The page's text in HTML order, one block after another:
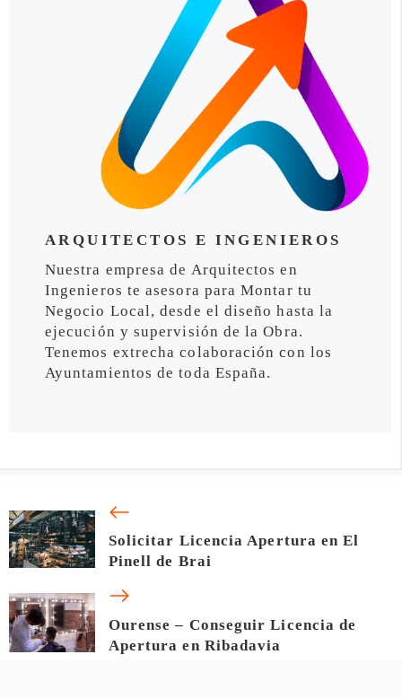
ARQUITECTOS E INGENIEROS
Nuestra empresa de Arquitectos en
Ingenieros te asesora para Montar tu
Negocio Local, desde el diseño hasta la
ejecución y supervisión de la Obra.
Tenemos extrecha colaboración con los
Ayuntamientos de toda España.
Solicitar Licencia Apertura en El
Pinell de Brai
Ourense – Conseguir Licencia de
Apertura en Ribadavia